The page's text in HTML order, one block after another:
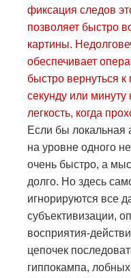
фиксация следов
позволяет быстро
картины.
обеспечивает
быстро вернуться
секунду или минуту
легкость, когда
Если бы локальная
на уровне одного
очень быстро, а
долго. Но здесь
игнорируются все
субъективизации,
восприятия-
цепочек
гиппокампа,